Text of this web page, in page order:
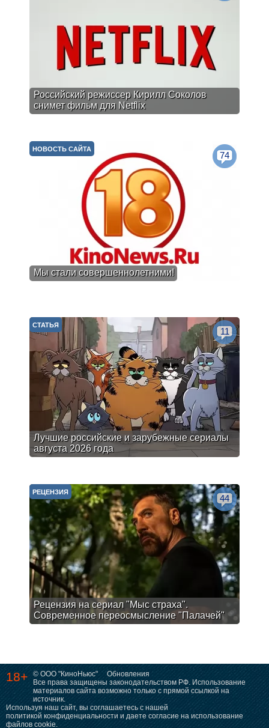
Российский режиссер Кирилл Соколов
снимет фильм для Netflix
Мы стали совершеннолетними!
НОВОСТЬ САЙТА
74
Лучшие российские и зарубежные сериалы
августа 2026 года
СТАТЬЯ
11
Рецензия на сериал "Мыс страха".
Современное переосмысление "Палачей"
РЕЦЕНЗИЯ
44
18+ © ООО "КиноНьюс"
Обновления
Все права защищены законодательством РФ. Использование
материалов сайта возможно только с прямой ссылкой на
источник.
Используя наш сайт, вы соглашаетесь с нашей
политикой конфиденциальности и даете согласие на использование
файлов cookie.